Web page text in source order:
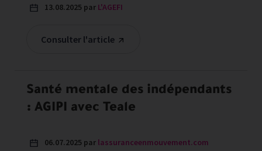
Consulter l'article
13.08.2025 par L'AGEFI
Santé mentale des indépendants
: AGIPI avec Teale
06.07.2025 par lassuranceenmouvement.com